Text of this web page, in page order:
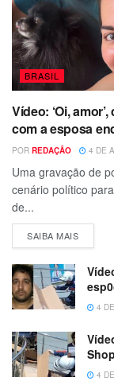
BRASIL
Vídeo: ‘Oi,
com a esposa
POR REDAÇÃO 4 DE
Uma gravação de
cenário político
de...
SAIBA MAIS
4
4